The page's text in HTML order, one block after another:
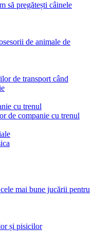
să pregătești câinele
de animale de
de transport când
de companie cu trenul
mai bune jucării pentru
și pisicilor